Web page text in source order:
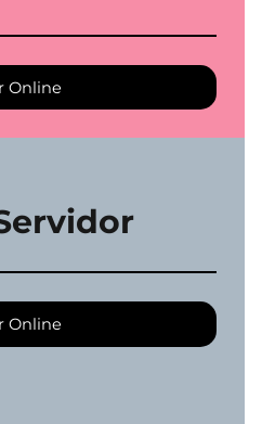
Online
Online